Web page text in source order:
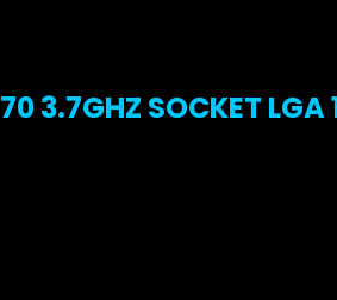
3.7GHZ SOCKET